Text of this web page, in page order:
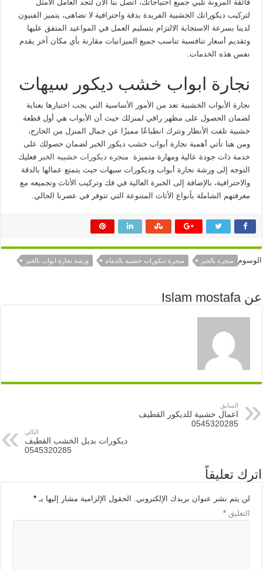
فائقة المرونة تلبي جميع احتياجاتك، اتصل بنا الآن لتجد العامل الأمثل
لتركيب ديكوراتك الخشبية الفريدة بدقة واحترافية لا تضاهى، يتميز الفنيون
لدينا بسرعة الاستجابة الالتزام بتسليم العمل في المواعيد المتفق عليها
وتقديم أسعار تنافسية تناسب جميع الميزانيات مقارنة بأي مكان آخر يقدم
نفس هذه الخدمات.
نجارة ابواب خشب ديكور سيهات
نجارة الأبواب الخشبية تعد من الأمور الأساسية التي يجب اختيارها بعناية
لضمان الحصول على مظهر راقي لمنزلك حيث أن الأبواب هي أول قطعة
خشبية تلفت الأنظار وتترك انطباعًا مميزًا عن جمال المنزل من الخارج،
ومن هنا تأتي أهمية نجارة أبواب خشب ديكور الخبر لضمان حصولك على
خدمة ذات جودة عالية ومهارة متميزة منجره ديكورات خشبيه الخبر فعليك
التوجه إلى ورشة نجارة أبواب وديكورات سيهات حيث يتمتع عمالها بالدقة
والاحترافية، بالإضافة إلى الخبرة العالية في فك وتركيب الأثاث وتجميعه مع
معرفتهم الشاملة بأنواع الأثاث المتنوعة التي تتوفر في عصرنا الحالي.
الوسوم منجرة بالخبر منجرة ديكورات خشبيه بالدمام ورشة نجارة ابواب بالخبر
عن Islam mostafa
السابق
اعمال خشبية للديكور القطيف
0545320285
التالي
ديكورات بديل الخشب القطيف
0545320285
اترك تعليقاً
لن يتم نشر عنوان بريدك الإلكتروني. الحقول الإلزامية مشار إليها بـ*
التعليق*